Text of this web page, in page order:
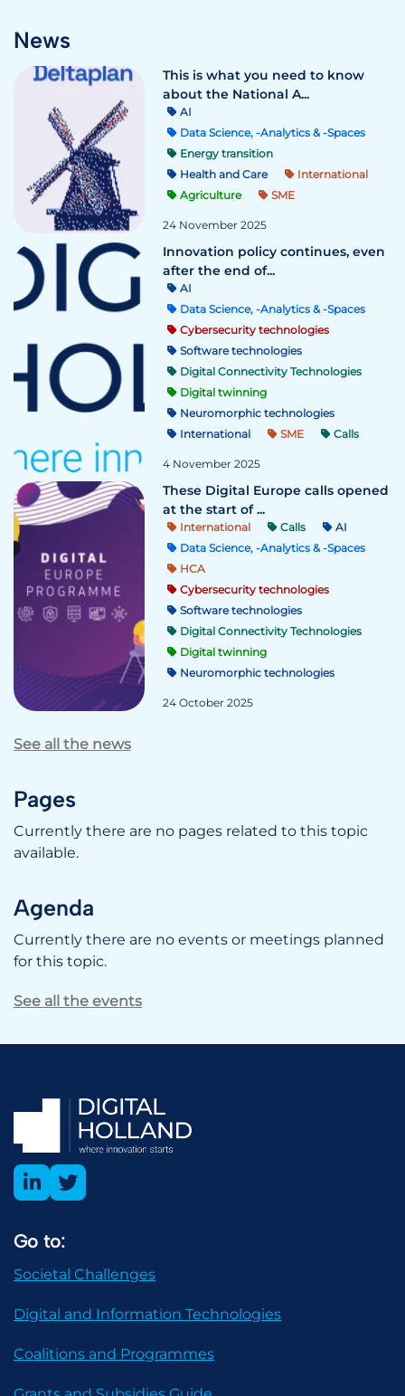
News
This is what you need to know
about the National A...
AI
Data Science, -Analytics & -Spaces
Energy transition
Health and Care
International
Agriculture
SME
24 November 2025
Innovation policy continues, even
after the end of...
AI
Data Science, -Analytics & -Spaces
Cybersecurity technologies
Software technologies
Digital Connectivity Technologies
Digital twinning
Neuromorphic technologies
International
SME Calls
4 November 2025
These Digital Europe calls opened
at the start of ...
International Calls
AI
Data Science, -Analytics & -Spaces
HCA
Cybersecurity technologies
Software technologies
Digital Connectivity Technologies
Digital twinning
Neuromorphic technologies
24 October 2025
See all the news
Pages
Currently there are no pages related to this topic
available.
Agenda
Currently there are no events or meetings planned
for this topic.
See all the events
Go to:
Societal Challenges
Digital and Information Technologies
Coalitions and Programmes